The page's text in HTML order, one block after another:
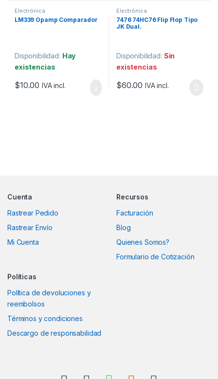
Electrónica
LM339 Opamp Comparador
Disponibilidad: Hay
existencias
$10.00 IVA incl.
Electrónica
7476 74HC76 Flip Flop Tipo
JK Dual.
Disponibilidad: Sin
existencias
$60.00 IVA incl.
Cuenta
Rastrear Pedido
Rastrear Envío
Mi Cuenta
Recursos
Facturación
Blog
Quienes Somos?
Formulario de Cotización
Políticas
Política de devoluciones y
reembolsos
Términos y condiciones
Descargo de responsabilidad